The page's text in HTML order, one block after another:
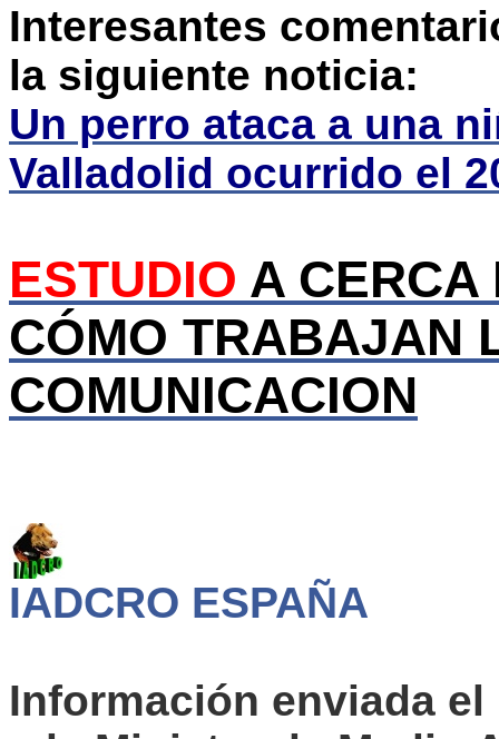
Interesantes
la siguiente noticia:
Un perro ataca a una
Valladolid ocurrido el
ESTUDIO A CERCA
CÓMO TRABAJAN
COMUNICACION
IADCRO ESPAÑA
Información enviada el